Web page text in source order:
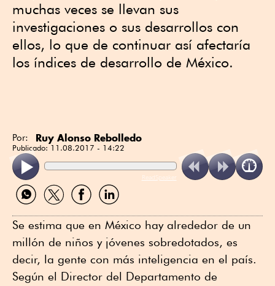
muchas veces se llevan sus
investigaciones o sus desarrollos con
ellos, lo que de continuar así afectaría
los índices de desarrollo de México.
Por: Ruy Alonso Rebolledo
Publicado: 11.08.2017 - 14:22
ReadSpeaker
Compartir
por
Compartir
por
Compartir
por
Compartir
por
Se estima que en México hay alrededor de un
millón de niños y jóvenes sobredotados, es
decir, la gente con más inteligencia en el país.
Según el Director del Departamento de